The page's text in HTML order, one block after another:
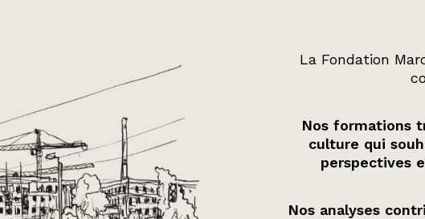
La Fondation
Nos formations
culture qui
perspectives
Nos analyses